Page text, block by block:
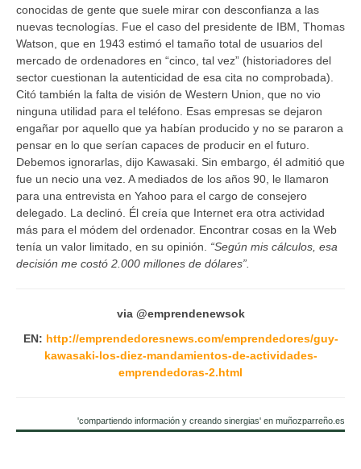
conocidas de gente que suele mirar con desconfianza a las
nuevas tecnologías. Fue el caso del presidente de IBM, Thomas
Watson, que en 1943 estimó el tamaño total de usuarios del
mercado de ordenadores en “cinco, tal vez” (historiadores del
sector cuestionan la autenticidad de esa cita no comprobada).
Citó también la falta de visión de Western Union, que no vio
ninguna utilidad para el teléfono. Esas empresas se dejaron
engañar por aquello que ya habían producido y no se pararon a
pensar en lo que serían capaces de producir en el futuro.
Debemos ignorarlas, dijo Kawasaki. Sin embargo, él admitió que
fue un necio una vez. A mediados de los años 90, le llamaron
para una entrevista en Yahoo para el cargo de consejero
delegado. La declinó. Él creía que Internet era otra actividad
más para el módem del ordenador. Encontrar cosas en la Web
tenía un valor limitado, en su opinión. “Según mis cálculos, esa
decisión me costó 2.000 millones de dólares”.
via @emprendenewsok
EN: http://emprendedoresnews.com/emprendedores/guy-
kawasaki-los-diez-mandamientos-de-actividades-
emprendedoras-2.html
'compartiendo información y creando sinergias' en muñozparreño.es